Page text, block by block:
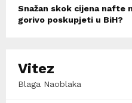
Snažan skok cijena nafte
gorivo poskupjeti u BiH?
Vitez
Blaga Naoblaka